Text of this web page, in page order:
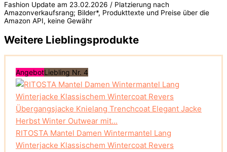
Fashion Update am 23.02.2026 / Platzierung nach
Amazonverkaufsrang; Bilder*, Produkttexte und Preise über die
Amazon API, keine Gewähr
Weitere Lieblingsprodukte
AngebotLiebling Nr. 4
RITOSTA Mantel Damen Wintermantel Lang
Winterjacke Klassischem Wintercoat Revers